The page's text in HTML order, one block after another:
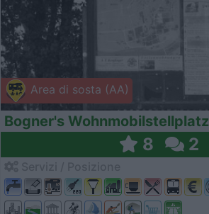
Area di sosta (AA)
Bogner's Wohnmobilstellplatz
8 2